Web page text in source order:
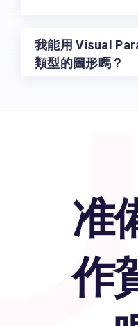
我能用 Visual
類型的圖形嗎？
准
作